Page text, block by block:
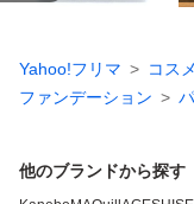
Yahoo!フリマ コス
ファンデーション
他のブランドから探す